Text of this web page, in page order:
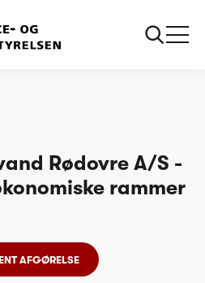
rammer 2020-2021
Rødovre A/S -
rammer
AFGØRELSE